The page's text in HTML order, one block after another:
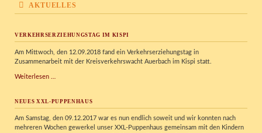
AKTUELLES
VERKEHRSERZIEHUNGSTAG IM KISPI
Am Mittwoch, den 12.09.2018 fand ein Verkehrserziehungstag in
Zusammenarbeit mit der Kreisverkehrswacht Auerbach im Kispi statt.
Weiterlesen …
NEUES XXL-PUPPENHAUS
Am Samstag, den 09.12.2017 war es nun endlich soweit und wir konnten nach
mehreren Wochen gewerkel unser XXL-Puppenhaus gemeinsam mit den Kindern